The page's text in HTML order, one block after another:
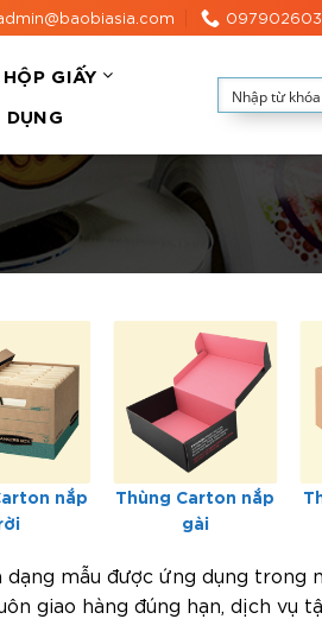
GIẤY
DỤNG
nắp
Thùng Carton nắp
gài
mẫu được ứng dụng trong
giao hàng đúng hạn, dịch vụ